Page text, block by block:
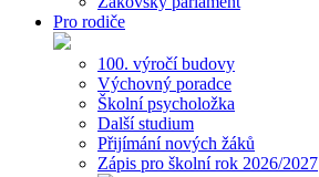
Pro rodiče
100. výročí budovy
Výchovný poradce
Školní psycholožka
Další studium
Přijímání nových žáků
Zápis pro školní rok 2026/2027